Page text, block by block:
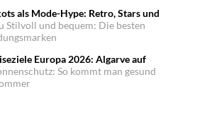
als Mode-Hype: Retro, Stars und
Stilvoll und bequem: Die besten
Europa 2026: Algarve auf
So kommt man gesund